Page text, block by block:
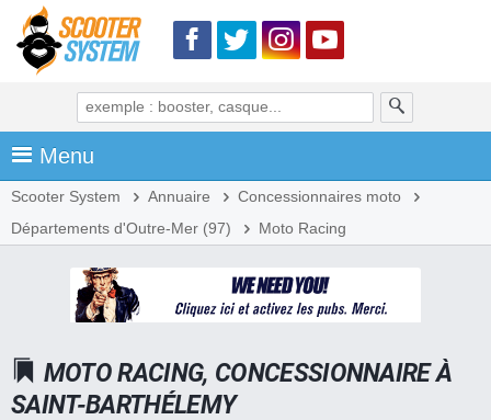
Menu
Scooter System Annuaire
Concessionnaires moto
Départements d'Outre-Mer (97)
Moto Racing
MOTO RACING, CONCESSIONNAIRE À
SAINT-BARTHÉLEMY